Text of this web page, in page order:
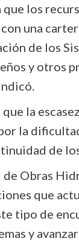
que los
una
de los
y otros
la
la
de
Obras
que
tipo de
y